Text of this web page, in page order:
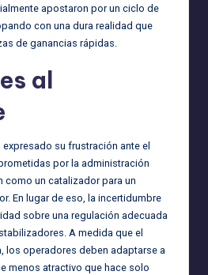
apostaron por un ciclo de
con una dura realidad que
de ganancias rápidas.
al
su frustración ante el
por la administración
como un catalizador para un
En lugar de eso, la incertidumbre
sobre una regulación adecuada
A medida que el
los operadores deben adaptarse a
menos atractivo que hace solo